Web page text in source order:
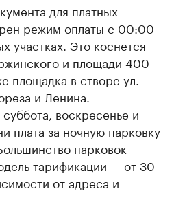
для платных
режим оплаты с 00:00
участках. Это коснется
и площади 400-
площадка в створе ул.
и Ленина.
воскресенье и
плата за ночную парковку
парковок
тарификации — от 30
от адреса и